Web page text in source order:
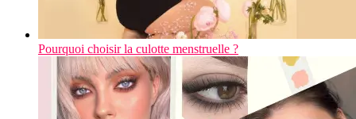
Pourquoi choisir la culotte menstruelle ?